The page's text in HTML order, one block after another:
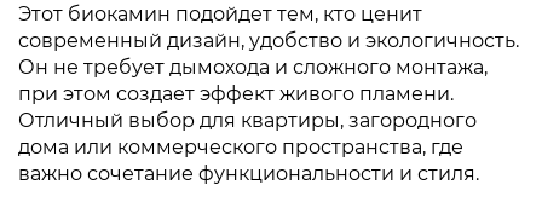
Этот биокамин подойдет тем, кто ценит
современный дизайн, удобство и экологичность.
Он не требует дымохода и сложного монтажа,
при этом создает эффект живого пламени.
Отличный выбор для квартиры, загородного
дома или коммерческого пространства, где
важно сочетание функциональности и стиля.